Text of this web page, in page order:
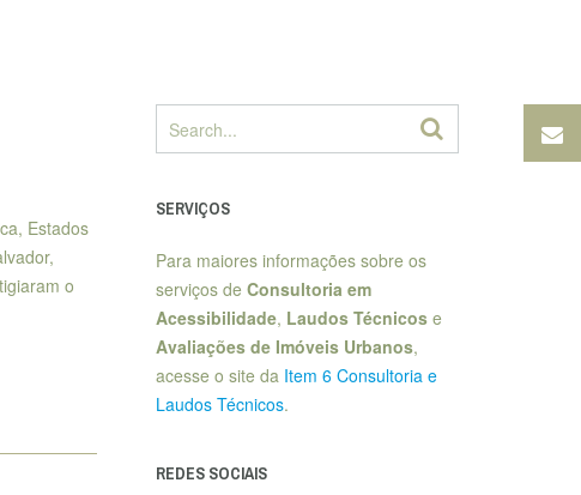
Estados
o
SERVIÇOS
Para maiores informações sobre os
serviços de Consultoria em
Acessibilidade, Laudos Técnicose
Avaliações de Imóveis Urbanos,
acesse o site da Item 6 Consultoria e
Laudos Técnicos.
REDES SOCIAIS